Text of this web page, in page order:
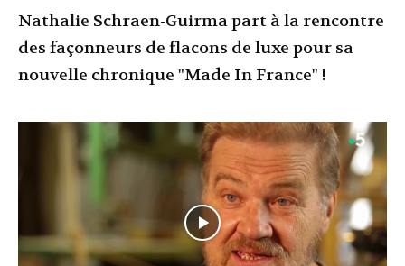
Nathalie Schraen-Guirma part à la rencontre
des façonneurs de flacons de luxe pour sa
nouvelle chronique "Made In France" !